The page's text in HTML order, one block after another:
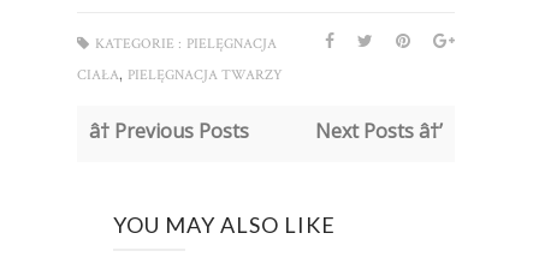
KATEGORIE : PIELĘGNACJA
CIAŁA, PIELĘGNACJA TWARZY
â† Previous Posts Next Posts â†’
YOU MAY ALSO LIKE